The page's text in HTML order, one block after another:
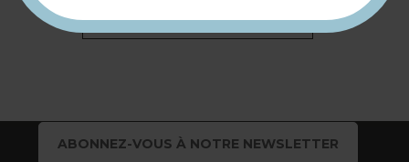
ABONNEZ-VOUS À NOTRE NEWSLETTER